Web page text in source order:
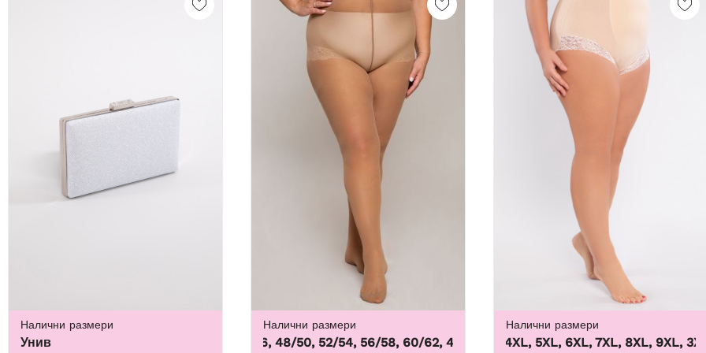
Налични размери
Унив
Налични размери
44/46, 48/50, 52/54, 56/58, 60/62,44/46, 48/50, 52/54, 56/58, 60/62
Налични размери
3XL, 4XL, 5XL, 6XL, 7XL, 8XL, 9XL,3XL,